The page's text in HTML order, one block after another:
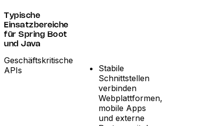
Typische
Einsatzbereiche
für Spring Boot
und Java
Geschäftskritische
APIs
Stabile
Schnittstellen
verbinden
Webplattformen,
mobile Apps
und externe